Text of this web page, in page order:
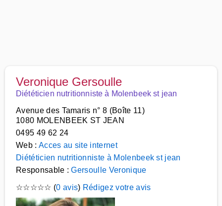
Veronique Gersoulle
Diététicien nutritionniste à Molenbeek st jean
Avenue des Tamaris n° 8 (Boîte 11)
1080 MOLENBEEK ST JEAN
0495 49 62 24
Web : Acces au site internet
Diététicien nutritionniste à Molenbeek st jean
Responsable :Gersoulle Veronique
☆☆☆☆☆ (0 avis) Rédigez votre avis